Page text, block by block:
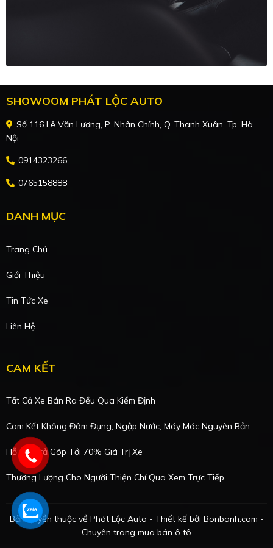
SHOWOOM PHÁT LỘC AUTO
Số 116 Lê Văn Lương, P. Nhân Chính, Q. Thanh Xuân, Tp. Hà
Nội
0914323266
0765158888
DANH MỤC
Trang Chủ
Giới Thiệu
Tin Tức Xe
Liên Hệ
CAM KẾT
Tất Cả Xe Bán Ra Đều Qua Kiểm Định
Cam Kết Không Đâm Đụng, Ngập Nước, Máy Móc Nguyên Bản
Hỗ Trợ Trả Góp Tới 70% Giá Trị Xe
Thương Lượng Cho Người Thiện Chí Qua Xem Trực Tiếp
Bản quyền thuộc về Phát Lộc Auto - Thiết kế bởi Bonbanh.com -
Chuyên trang mua bán ô tô